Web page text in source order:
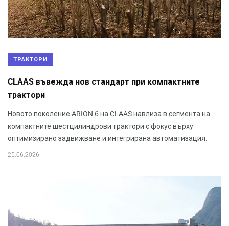
ТРАКТОРИ
CLAAS въвежда нов стандарт при компактните
трактори
Новото поколение ARION 6 на CLAAS навлиза в сегмента на
компактните шестцилиндрови трактори с фокус върху
оптимизирано задвижване и интегрирана автоматизация.
25.06.2026